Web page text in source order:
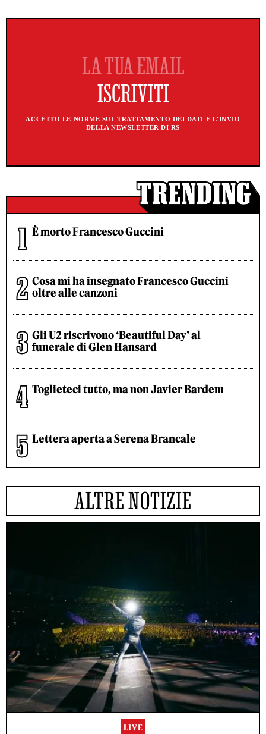
ACCETTO LE NORME SUL TRATTAMENTO DEI DATI E L'INVIO
DELLA NEWSLETTER DI RS
È morto Francesco Guccini
Cosa mi ha insegnato Francesco Guccini
oltre alle canzoni
Gli U2 riscrivono ‘Beautiful Day’ al
funerale di Glen Hansard
Toglieteci tutto, ma non Javier Bardem
Lettera aperta a Serena Brancale
ALTRE NOTIZIE
LIVE